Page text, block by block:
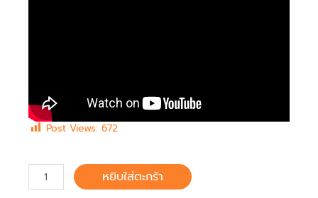
Post Views: 672
หยิบใส่ตะกร้า